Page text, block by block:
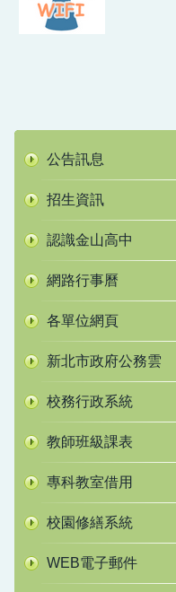
公告訊息
招生資訊
認識金山高中
網路行事曆
各單位網頁
新北市政府公務雲
校務行政系統
教師班級課表
專科教室借用
校園修繕系統
WEB電子郵件